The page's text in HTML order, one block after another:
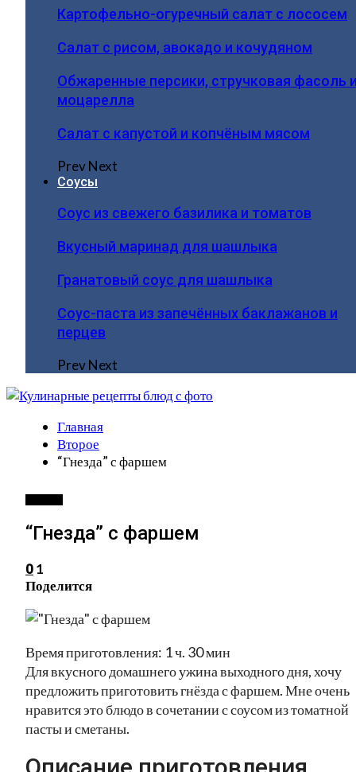
Картофельно-огуречный салат с лососем
Салат с рисом, авокадо и кочудяном
Обжаренные персики, стручковая фасоль
моцарелла
Салат с капустой и копчёным мясом
PrevNext
Соусы
Соус из свежего базилика и томатов
Вкусный маринад для шашлыка
Гранатовый соус для шашлыка
Соус-паста из запечённых баклажанов и
перцев
PrevNext
Главная
Второе
“Гнезда” с фаршем
“Гнезда” с фаршем
0 1
Поделится
Время приготовления: 1 ч. 30 мин
Для вкусного домашнего ужина выходного дня, хочу
предложить приготовить гнёзда с фаршем. Мне очень
нравится это блюдо в сочетании с соусом из томатной
пасты и сметаны.